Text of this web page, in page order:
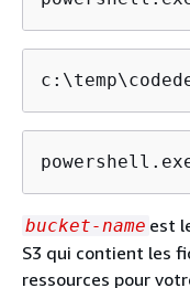
bucket-name est
S3 qui contient les
ressources pour